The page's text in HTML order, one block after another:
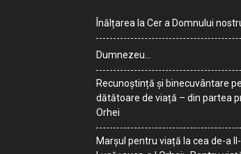
Înălțarea la Cer a Domnului
Dumnezeu…
Recunoștință și binecuvântare
dătătoare de viață – din partea
Orhei
Marșul pentru viață la cea de-a